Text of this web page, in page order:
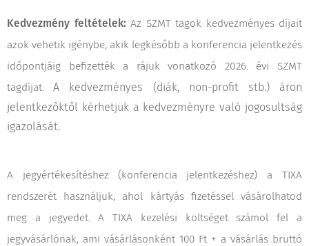
Kedvezmény feltételek: Az SZMT tagok kedvezményes díjait
azok vehetik igénybe, akik legkésőbb a konferencia jelentkezés
időpontjáig befizették a rájuk vonatkozó 2026. évi SZMT
tagdíjat.A kedvezményes (diák, non-profit stb.) áron
jelentkezőktől kérhetjük a kedvezményre való jogosultság
igazolását.
A jegyértékesítéshez (konferencia jelentkezéshez) a TIXA
rendszerét használjuk, ahol kártyás fizetéssel vásárolhatod
meg a jegyedet.A TIXA kezelési költséget számol fel a
jegyvásárlónak, ami vásárlásonként 100 Ft + a vásárlás bruttó